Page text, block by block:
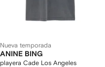
Nueva temporada
ANINE BING
playera Cade Los Angeles